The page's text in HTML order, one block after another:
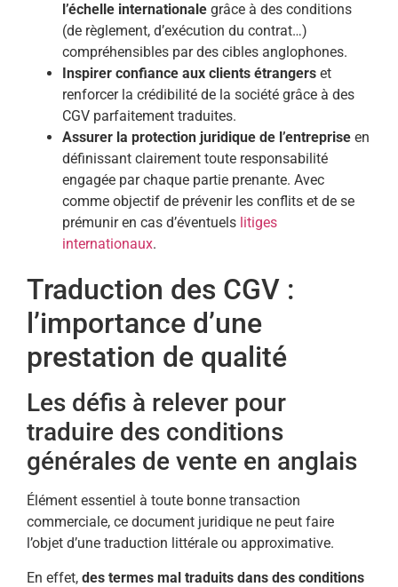
l’échelle internationale grâce à des conditions
(de règlement, d’exécution du contrat…)
compréhensibles par des cibles anglophones.
Inspirer confiance aux clients étrangers et
renforcer la crédibilité de la société grâce à des
CGV parfaitement traduites.
Assurer la protection juridique de l’entreprise en
définissant clairement toute responsabilité
engagée par chaque partie prenante. Avec
comme objectif de prévenir les conflits et de se
prémunir en cas d’éventuels litiges
internationaux.
Traduction des CGV :
l’importance d’une
prestation de qualité
Les défis à relever pour
traduire des conditions
générales de vente en anglais
Élément essentiel à toute bonne transaction
commerciale, ce document juridique ne peut faire
l’objet d’une traduction littérale ou approximative.
En effet, des termes mal traduits dans des conditions